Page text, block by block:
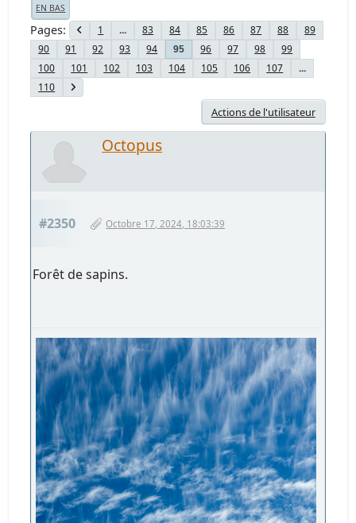
EN BAS
Pages 1 ... 83 84 85 86 87 88
89
90
91 92 93 94 95 96 97 98
99
100
101 102 103 104 105 106 107
...
110
Actions de l'utilisateur
Octopus
#2350 Octobre 17, 2024, 18:03:39
Forêt de sapins.